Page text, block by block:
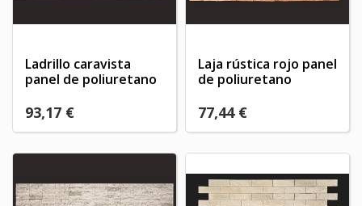
Ladrillo caravista
panel de poliuretano
93,17 €
Laja rústica rojo panel
de poliuretano
77,44 €